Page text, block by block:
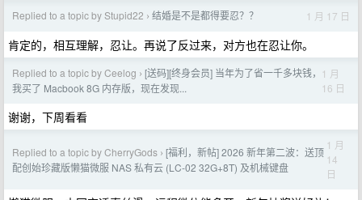
Replied to a topic by Stupid22 › 结婚是不是都得要忍？？ 1 月 17 日
肯定的，相互理解，忍让。再说了反过来，对方也在忍让你。
Replied to a topic by Ceelog › [送码][终身会员] 当年为了省一千多块钱，
我买了 Macbook 8G 内存版，现在发现...
1 月
16 日
谢谢，下周看看
Replied to a topic by CherryGods › [福利，新帖] 2026 新年第二波：送顶
配创始珍藏版懒猫微服 NAS 私有云 (LC-02 32G+8T) 及机械键盘
1 月
14
日